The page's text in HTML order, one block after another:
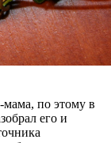
по этому в
его и